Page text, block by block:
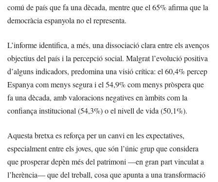
comú de país que fa una dècada, mentre que el 65% afirma que la
democràcia espanyola no el representa.
L’informe identifica, a més, una dissociació clara entre els avenços
objectius del país i la percepció social. Malgrat l’evolució positiva
d’alguns indicadors, predomina una visió crítica: el 60,4% percep
Espanya com menys segura i el 54,9% com menys pròspera que
fa una dècada, amb valoracions negatives en àmbits com la
confiança institucional (54,3%) o el nivell de vida (50,1%).
Aquesta bretxa es reforça per un canvi en les expectatives,
especialment entre els joves, que són l’únic grup que considera
que prosperar depèn més del patrimoni —en gran part vinculat a
l’herència— que del treball, cosa que apunta a una transformació